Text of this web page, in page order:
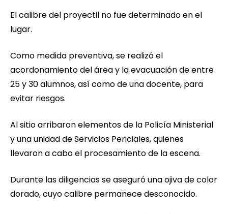
El calibre del proyectil no fue determinado en el
lugar.
Como medida preventiva, se realizó el
acordonamiento del área y la evacuación de entre
25 y 30 alumnos, así como de una docente, para
evitar riesgos.
Al sitio arribaron elementos de la Policía Ministerial
y una unidad de Servicios Periciales, quienes
llevaron a cabo el procesamiento de la escena.
Durante las diligencias se aseguró una ojiva de color
dorado, cuyo calibre permanece desconocido.